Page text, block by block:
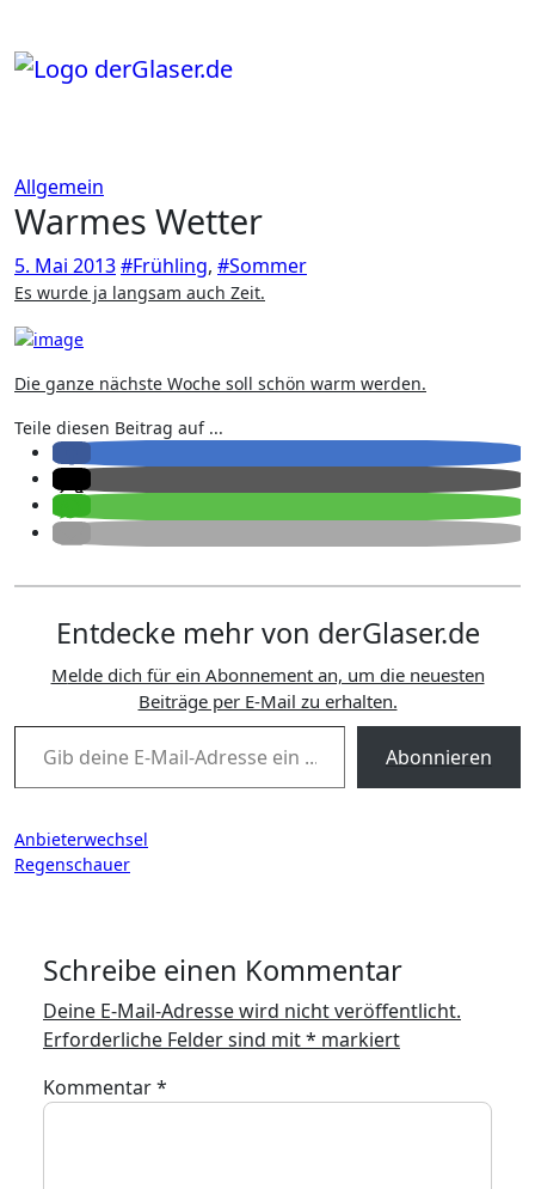
springen
Allgemein
Warmes Wetter
5. Mai 2013#Frühling, #Sommer
Es wurde ja langsam auch Zeit.
Die ganze nächste Woche soll schön warm werden.
Teile diesen Beitrag auf ...
Entdecke mehr von derGlaser.de
Melde dich für ein Abonnement an, um die neuesten
Beiträge per E-Mail zu erhalten.
Gib deine E-Mail-Adresse ein ...
Abonnieren
Beitragsnavigation
Anbieterwechsel
Regenschauer
Schreibe einen Kommentar
Deine E-Mail-Adresse wird nicht veröffentlicht.
Erforderliche Felder sind mit* markiert
Kommentar*